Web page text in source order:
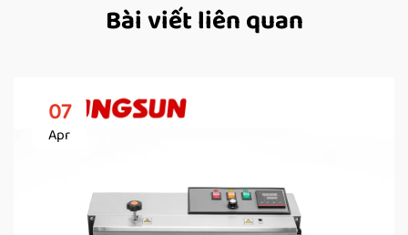
Bài viết liên quan
07
Apr